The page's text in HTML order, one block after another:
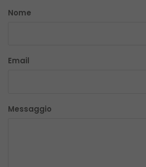
Nome
Email
Messaggio